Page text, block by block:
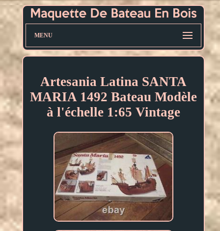
MENU
Artesania Latina SANTA
MARIA 1492 Bateau Modèle
à l'échelle 1:65 Vintage